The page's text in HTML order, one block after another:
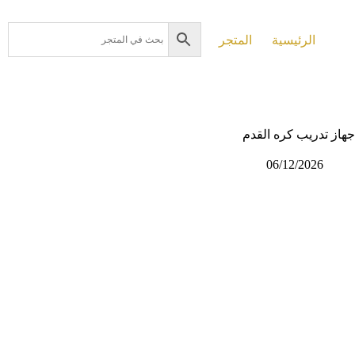
المحتوىالرئيسية المتجر
جهاز تدريب كره القدم
06/12/2026